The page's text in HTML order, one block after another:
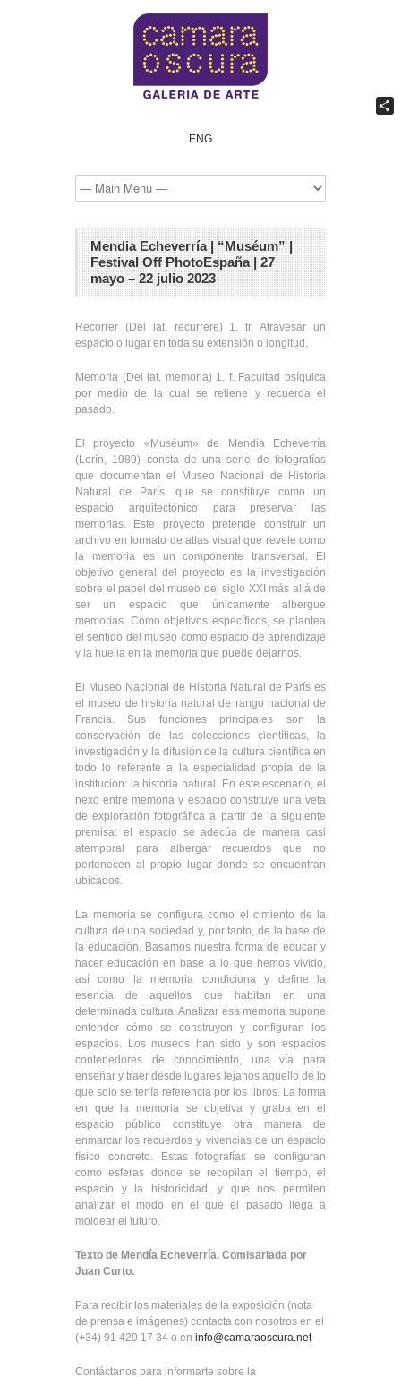
ENG
Mendia Echeverría | “Muséum” |
Festival Off PhotoEspaña | 27
mayo – 22 julio 2023
Recorrer (Del lat. recurrēre) 1. tr. Atravesar un
espacio o lugar en toda su extensión o longitud.
Memoria (Del lat. memoria) 1. f. Facultad psíquica
por medio de la cual se retiene y recuerda el
pasado.
El proyecto «Muséum» de Mendia Echeverría
(Lerín, 1989) consta de una serie de fotografías
que documentan el Museo Nacional de Historia
Natural de París, que se constituye como un
espacio arquitectónico para preservar las
memorias. Este proyecto pretende construir un
archivo en formato de atlas visual que revele como
la memoria es un componente transversal. El
objetivo general del proyecto es la investigación
sobre el papel del museo del siglo XXI más allá de
ser un espacio que únicamente albergue
memorias. Como objetivos específicos, se plantea
el sentido del museo como espacio de aprendizaje
y la huella en la memoria que puede dejarnos.
El Museo Nacional de Historia Natural de París es
el museo de historia natural de rango nacional de
Francia. Sus funciones principales son la
conservación de las colecciones científicas, la
investigación y la difusión de la cultura científica en
todo lo referente a la especialidad propia de la
institución: la historia natural. En este escenario, el
nexo entre memoria y espacio constituye una veta
de exploración fotográfica a partir de la siguiente
premisa: el espacio se adecúa de manera casi
atemporal para albergar recuerdos que no
pertenecen al propio lugar donde se encuentran
ubicados.
La memoria se configura como el cimiento de la
cultura de una sociedad y, por tanto, de la base de
la educación. Basamos nuestra forma de educar y
hacer educación en base a lo que hemos vivido,
así como la memoria condiciona y define la
esencia de aquellos que habitan en una
determinada cultura. Analizar esa memoria supone
entender cómo se construyen y configuran los
espacios. Los museos han sido y son espacios
contenedores de conocimiento, una vía para
enseñar y traer desde lugares lejanos aquello de lo
que solo se tenía referencia por los libros. La forma
en que la memoria se objetiva y graba en el
espacio público constituye otra manera de
enmarcar los recuerdos y vivencias de un espacio
físico concreto. Estas fotografías se configuran
como esferas donde se recopilan el tiempo, el
espacio y la historicidad, y que nos permiten
analizar el modo en el que el pasado llega a
moldear el futuro.
Texto de Mendía Echeverría. Comisariada por
Juan Curto.
Para recibir los materiales de la exposición (nota
de prensa e imágenes) contacta con nosotros en el
(+34) 91 429 17 34 o en info@camaraoscura.net
Contáctanos para informarte sobre la